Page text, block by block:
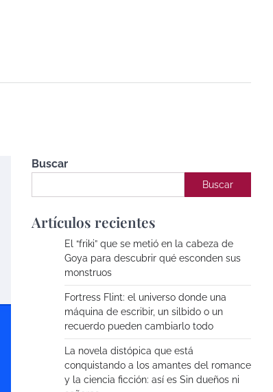
Buscar
Buscar
Artículos recientes
El “friki” que se metió en la cabeza de
Goya para descubrir qué esconden sus
monstruos
Fortress Flint: el universo donde una
máquina de escribir, un silbido o un
recuerdo pueden cambiarlo todo
La novela distópica que está
conquistando a los amantes del romance
y la ciencia ficción: así es Sin dueños ni